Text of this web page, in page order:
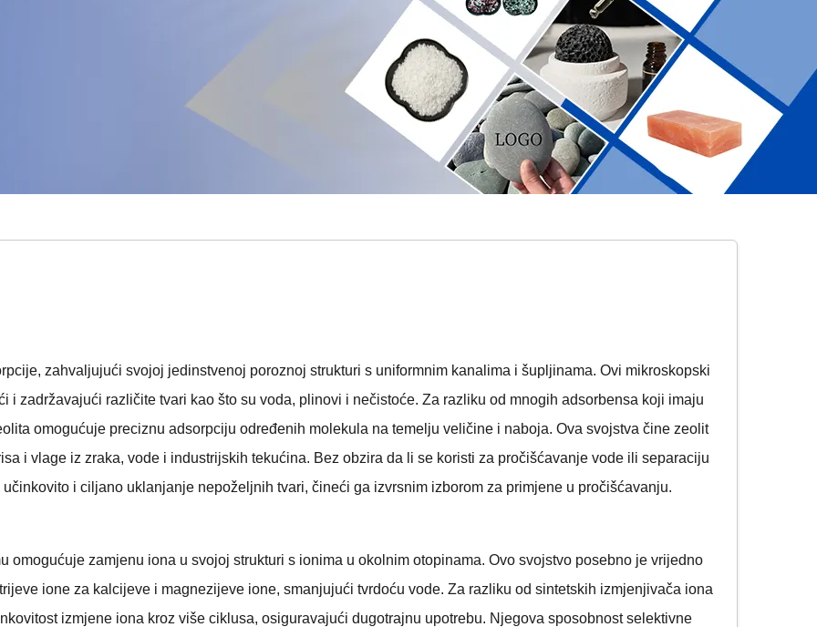
zahvaljujući svojoj jedinstvenoj poroznoj strukturi s uniformnim kanalima i šupljinama. Ovi mikroskopski
i zadržavajući različite tvari kao što su voda, plinovi i nečistoće. Za razliku od mnogih adsorbensa koji imaju
omogućuje preciznu adsorpciju određenih molekula na temelju veličine i naboja. Ova svojstva čine zeolit
i vlage iz zraka, vode i industrijskih tekućina. Bez obzira da li se koristi za pročišćavanje vode ili separaciju
i ciljano uklanjanje nepoželjnih tvari, čineći ga izvrsnim izborom za primjene u pročišćavanju.
omogućuje zamjenu iona u svojoj strukturi s ionima u okolnim otopinama. Ovo svojstvo posebno je vrijedno
ione za kalcijeve i magnezijeve ione, smanjujući tvrdoću vode. Za razliku od sintetskih izmjenjivača iona
izmjene iona kroz više ciklusa, osiguravajući dugotrajnu upotrebu. Njegova sposobnost selektivne